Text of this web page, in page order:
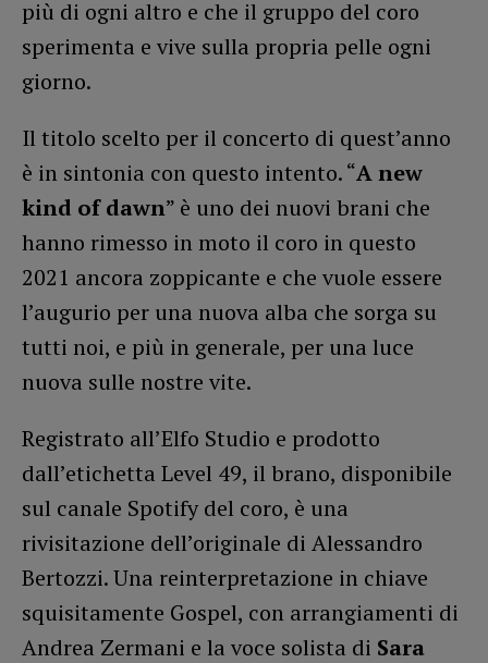
più di ogni altro e che il gruppo del coro
sperimenta e vive sulla propria pelle ogni
giorno.
Il titolo scelto per il concerto di quest’anno
è in sintonia con questo intento. “A new
kind of dawn” è uno dei nuovi brani che
hanno rimesso in moto il coro in questo
2021 ancora zoppicante e che vuole essere
l’augurio per una nuova alba che sorga su
tutti noi, e più in generale, per una luce
nuova sulle nostre vite.
Registrato all’Elfo Studio e prodotto
dall’etichetta Level 49, il brano, disponibile
sul canale Spotify del coro, è una
rivisitazione dell’originale di Alessandro
Bertozzi. Una reinterpretazione in chiave
squisitamente Gospel, con arrangiamenti di
Andrea Zermani e la voce solista di Sara